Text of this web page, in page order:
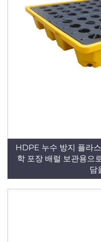
HDPE 누수 방지 플라
학 포장 배럴 보관용으
담